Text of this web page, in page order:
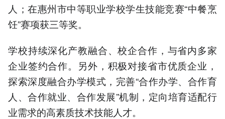
人；在惠州市中等职业学校学生技能竞赛“中餐烹
饪”赛项获三等奖。
学校持续深化产教融合、校企合作，与省内多家
企业签约合作。另外，积极对接省市优质企业，
探索深度融合办学模式，完善“合作办学、合作育
人、合作就业、合作发展”机制，定向培育适配行
业需求的高素质技术技能人才。